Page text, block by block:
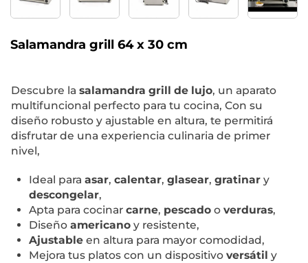
Salamandra grill 64 x 30 cm
Descubre la salamandra grill de lujo, un aparato
multifuncional perfecto para tu cocina, Con su
diseño robusto y ajustable en altura, te permitirá
disfrutar de una experiencia culinaria de primer
nivel,
Ideal para asar, calentar, glasear, gratinar y
descongelar,
Apta para cocinar carne, pescado o verduras,
Diseño americano y resistente,
Ajustable en altura para mayor comodidad,
Mejora tus platos con un dispositivo versátil y